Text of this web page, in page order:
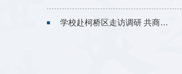
学校赴柯桥区走访调研 共商校地合作新篇章